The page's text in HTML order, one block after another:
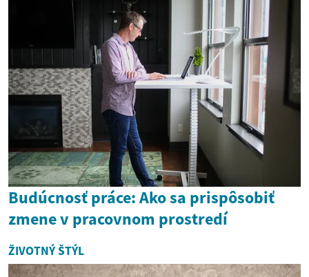
Budúcnosť práce: Ako sa prispôsobiť
zmene v pracovnom prostredí
ŽIVOTNÝ ŠTÝL